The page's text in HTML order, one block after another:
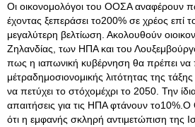
Οι οικονομολόγοι του ΟΟΣΑ αναφέρουν
έχοντας ξεπεράσει το200% σε χρέος επί
μεγαλύτερη βελτίωση. Ακολουθούν
Ζηλανδίας, των ΗΠΑ και του
πως η ιαπωνική κυβέρνηση θα πρέπει να
μέτραδημοσιονομικής λιτότητας της
να πετύχει το στόχομέχρι το 2050. Την
απαιτήσεις για τις ΗΠΑ φτάνουν
ότι η εμφανής σκληρή αντιμετώπιση της